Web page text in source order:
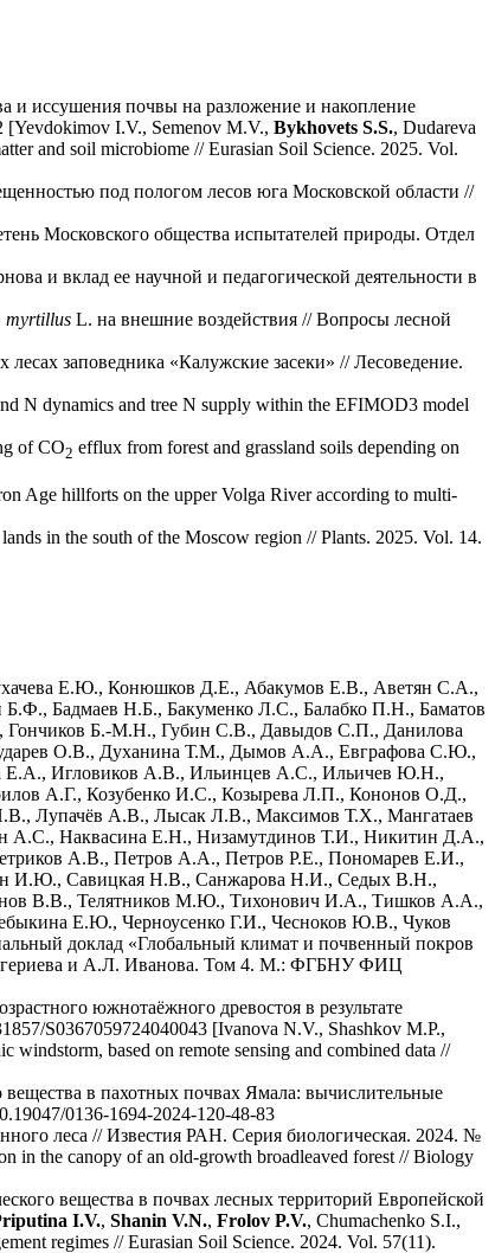
иссушения почвы на разложение и накопление
I.V., Semenov M.V., Bykhovets S.S., Dudareva
and soil microbiome // Eurasian Soil Science. 2025. Vol.
под пологом лесов юга Московской области //
Московского общества испытателей природы. Отдел
и вклад ее научной и педагогической деятельности в
myrtillus L. на внешние воздействия // Вопросы лесной
заповедника «Калужские засеки» // Лесоведение.
N dynamics and tree N supply within the EFIMOD3 model
of CO2 efflux from forest and grassland soils depending on
Age hillforts on the upper Volga River according to multi-
in the south of the Moscow region // Plants. 2025. Vol. 14.
Е.Ю., Конюшков Д.Е., Абакумов Е.В., Аветян С.А.,
Бадмаев Н.Б., Бакуменко Л.С., Балабко П.Н., Баматов
Б.-М.Н., Губин С.В., Давыдов С.П., Данилова
О.В., Духанина Т.М., Дымов А.А., Евграфова С.Ю.,
Е.А., Игловиков А.В., Ильинцев А.С., Ильичев Ю.Н.,
А.Г., Козубенко И.С., Козырева Л.П., Кононов О.Д.,
Лупачёв А.В., Лысак Л.В., Максимов Т.Х., Мангатаев
Наквасина Е.Н., Низамутдинов Т.И., Никитин Д.А.,
А.В., Петров А.А., Петров Р.Е., Пономарев Е.И.,
И.Ю., Савицкая Н.В., Санжарова Н.И., Седых В.Н.,
В.В., Телятников М.Ю., Тихонович И.А., Тишков А.А.,
Е.Ю., Черноусенко Г.И., Чесноков Ю.В., Чуков
доклад «Глобальный климат и почвенный покров
и А.Л. Иванова. Том 4. М.: ФГБНУ ФИЦ
южнотаёжного древостоя в результате
S0367059724040043 [Ivanova N.V., Shashkov M.P.,
windstorm, based on remote sensing and combined data //
в пахотных почвах Ямала: вычислительные
0136-1694-2024-120-48-83
леса // Известия РАН. Серия биологическая. 2024. №
in the canopy of an old-growth broadleaved forest // Biology
вещества в почвах лесных территорий Европейской
I.V., Shanin V.N., Frolov P.V., Chumachenko S.I.,
regimes // Eurasian Soil Science. 2024. Vol. 57(11).